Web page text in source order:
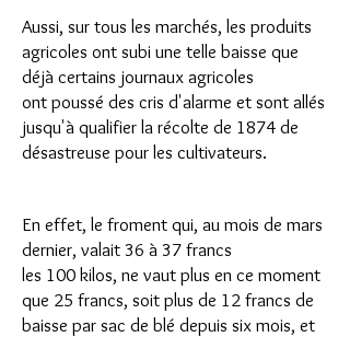
Aussi, sur tous les marchés, les produits
agricoles ont subi une telle baisse que
déjà certains journaux agricoles
ont poussé des cris d'alarme et sont allés
jusqu'à qualifier la récolte de 1874 de
désastreuse pour les cultivateurs.
En effet, le froment qui, au mois de mars
dernier, valait 36 à 37 francs
les 100 kilos, ne vaut plus en ce moment
que 25 francs, soit plus de 12 francs de
baisse par sac de blé depuis six mois, et